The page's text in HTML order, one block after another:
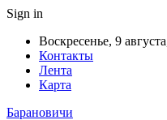
Sign in
Воскресенье, 9
Контакты
Лента
Карта
Барановичи